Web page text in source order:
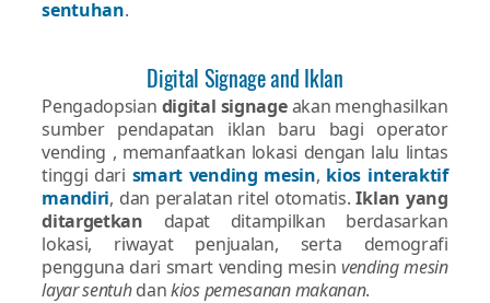
sentuhan.
Digital Signage and Iklan
Pengadopsian digital signageakan menghasilkan
sumber pendapatan iklan baru bagi operator
vending , memanfaatkan lokasi dengan lalu lintas
tinggi dari smart vending mesin, kios interaktif
mandiri, dan peralatan ritel otomatis.Iklan yang
ditargetkan dapat ditampilkan berdasarkan
lokasi, riwayat penjualan, serta demografi
pengguna dari smart vending mesin vending mesin
layar sentuhdankios pemesanan makanan.